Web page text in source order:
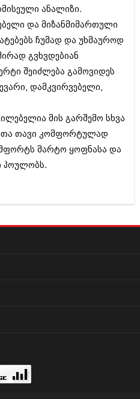
ანალიზი.
და მიზანმიმართული
ჩუმად და უხმაუროდ
გვხვდებიან
შეიძლება გამოვიდეს
დამკვირვებელი,
მის გარშემო სხვა
თავი კომფორტულად
მარტო ყოფნასა და
პოულობს.